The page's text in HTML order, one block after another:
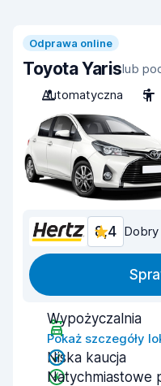
Odprawa online
Toyota Yarislub
Automatyczna
5
8,4 Dobry
Wypożyczalnia
Pokaż szczegóły
Niska kaucja
Natychmiastowe